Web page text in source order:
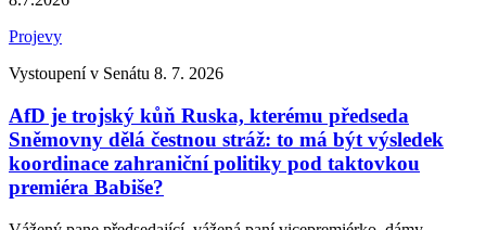
Projevy
Vystoupení v Senátu 8. 7. 2026
AfD je trojský kůň Ruska, kterému předseda
Sněmovny dělá čestnou stráž: to má být výsledek
koordinace zahraniční politiky pod taktovkou
premiéra Babiše?